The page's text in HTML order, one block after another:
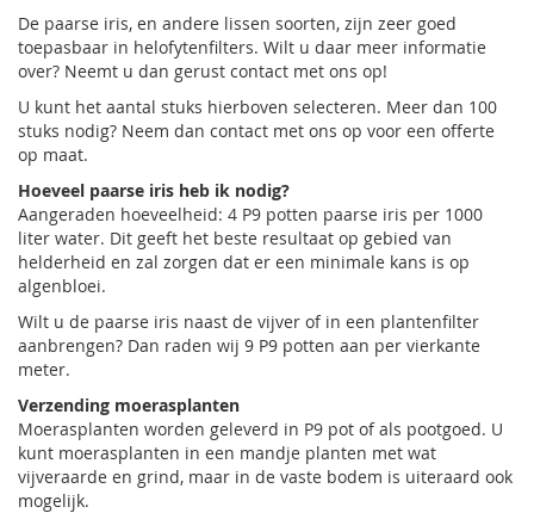
De paarse iris, en andere lissen soorten, zijn zeer goed
toepasbaar in helofytenfilters. Wilt u daar meer informatie
over? Neemt u dan gerust contact met ons op!
U kunt het aantal stuks hierboven selecteren. Meer dan 100
stuks nodig? Neem dan contact met ons op voor een offerte
op maat.
Hoeveel paarse iris heb ik nodig?
Aangeraden hoeveelheid: 4 P9 potten paarse iris per 1000
liter water. Dit geeft het beste resultaat op gebied van
helderheid en zal zorgen dat er een minimale kans is op
algenbloei.
Wilt u de paarse iris naast de vijver of in een plantenfilter
aanbrengen? Dan raden wij 9 P9 potten aan per vierkante
meter.
Verzending moerasplanten
Moerasplanten worden geleverd in P9 pot of als pootgoed. U
kunt moerasplanten in een mandje planten met wat
vijveraarde en grind, maar in de vaste bodem is uiteraard ook
mogelijk.